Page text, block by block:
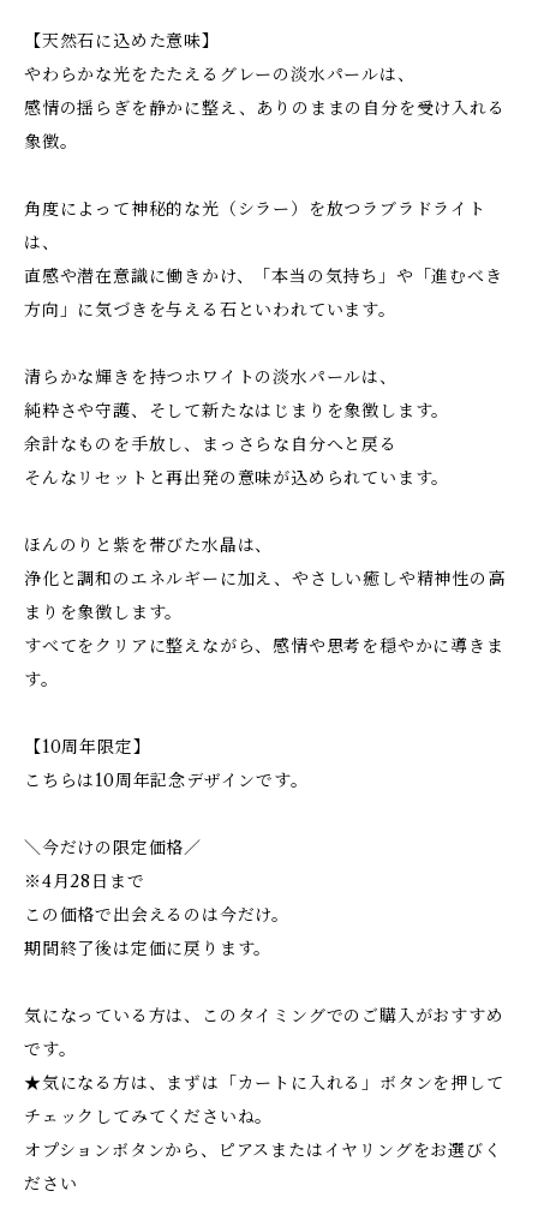
【天然石に込めた意味】
やわらかな光をたたえるグレーの淡水パールは、
感情の揺らぎを静かに整え、ありのままの自分を受け入れる
象徴。
角度によって神秘的な光（シラー）を放つラブラドライト
は、
直感や潜在意識に働きかけ、「本当の気持ち」や「進むべき
方向」に気づきを与える石といわれています。
清らかな輝きを持つホワイトの淡水パールは、
純粋さや守護、そして新たなはじまりを象徴します。
余計なものを手放し、まっさらな自分へと戻る――
そんなリセットと再出発の意味が込められています。
ほんのりと紫を帯びた水晶は、
浄化と調和のエネルギーに加え、やさしい癒しや精神性の高
まりを象徴します。
すべてをクリアに整えながら、感情や思考を穏やかに導きま
す。
【10周年限定】
こちらは10周年記念デザインです。
＼今だけの限定価格／
※4月28日まで
この価格で出会えるのは今だけ。
期間終了後は定価に戻ります。
気になっている方は、このタイミングでのご購入がおすすめ
です。
★気になる方は、まずは「カートに入れる」ボタンを押して
チェックしてみてくださいね。
オプションボタンから、ピアスまたはイヤリングをお選びく
ださい